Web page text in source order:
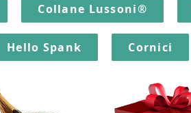
Collane Lussoni®
Hello Spank Cornici